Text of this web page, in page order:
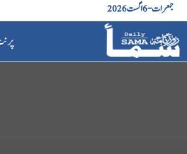
جمعرات - 6 اگست 2026